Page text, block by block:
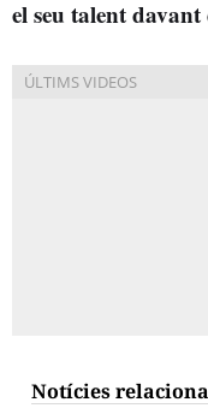
el seu talent
Notícies